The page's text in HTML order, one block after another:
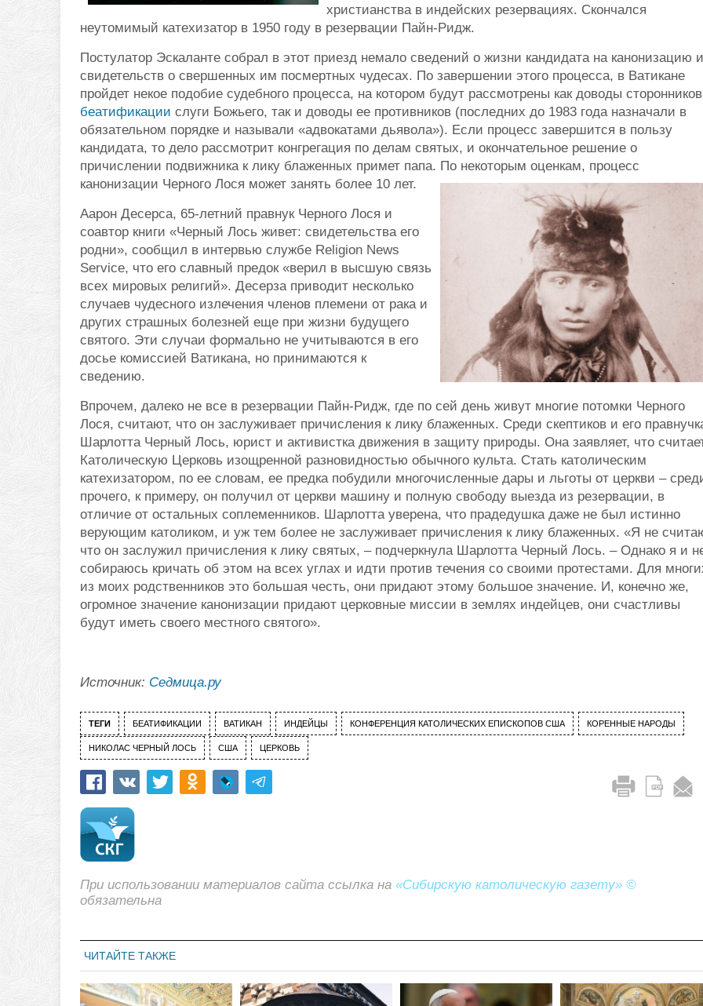
христианства в индейских резервациях. Скончался
неутомимый катехизатор в 1950 году в резервации Пайн-Ридж.
Постулатор Эскаланте собрал в этот приезд немало сведений о жизни кандидата на канонизацию и
свидетельств о свершенных им посмертных чудесах. По завершении этого процесса, в Ватикане
пройдет некое подобие судебного процесса, на котором будут рассмотрены как доводы сторонников
беатификации слуги Божьего, так и доводы ее противников (последних до 1983 года назначали в
обязательном порядке и называли «адвокатами дьявола»). Если процесс завершится в пользу
кандидата, то дело рассмотрит конгрегация по делам святых, и окончательное решение о
причислении подвижника к лику блаженных примет папа. По некоторым оценкам, процесс
канонизации Черного Лося может занять более 10 лет.
Аарон Десерса, 65-летний правнук Черного Лося и
соавтор книги «Черный Лось живет: свидетельства его
родни», сообщил в интервью службе Religion News
Service, что его славный предок «верил в высшую связь
всех мировых религий». Десерза приводит несколько
случаев чудесного излечения членов племени от рака и
других страшных болезней еще при жизни будущего
святого. Эти случаи формально не учитываются в его
досье комиссией Ватикана, но принимаются к
сведению.
Впрочем, далеко не все в резервации Пайн-Ридж, где по сей день живут многие потомки Черного
Лося, считают, что он заслуживает причисления к лику блаженных. Среди скептиков и его
Шарлотта Черный Лось, юрист и активистка движения в защиту природы. Она заявляет, что
Католическую Церковь изощренной разновидностью обычного культа. Стать католическим
катехизатором, по ее словам, ее предка побудили многочисленные дары и льготы от церкви –
прочего, к примеру, он получил от церкви машину и полную свободу выезда из резервации, в
отличие от остальных соплеменников. Шарлотта уверена, что прадедушка даже не был истинно
верующим католиком, и уж тем более не заслуживает причисления к лику блаженных. «Я не
что он заслужил причисления к лику святых, – подчеркнула Шарлотта Черный Лось. – Однако я и
собираюсь кричать об этом на всех углах и идти против течения со своими протестами. Для
из моих родственников это большая честь, они придают этому большое значение. И, конечно же,
огромное значение канонизации придают церковные миссии в землях индейцев, они счастливы
будут иметь своего местного святого».
Источник: Седмица.ру
ТЕГИ БЕАТИФИКАЦИИ ВАТИКАН ИНДЕЙЦЫ КОНФЕРЕНЦИЯ КАТОЛИЧЕСКИХ ЕПИСКОПОВ США КОРЕННЫЕ НАРОДЫ
НИКОЛАС ЧЕРНЫЙ ЛОСЬ США ЦЕРКОВЬ
При использовании материалов сайта ссылка на «Сибирскую католическую газету» ©
обязательна
ЧИТАЙТЕ ТАКЖЕ